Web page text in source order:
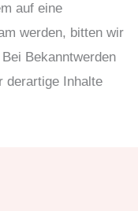
auf eine
werden, bitten wir
Bekanntwerden
derartige Inhalte